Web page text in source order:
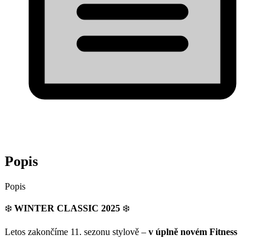
Popis
Popis
❄️ WINTER CLASSIC 2025 ❄️
Letos zakončíme 11. sezonu stylově – v úplně novém Fitness